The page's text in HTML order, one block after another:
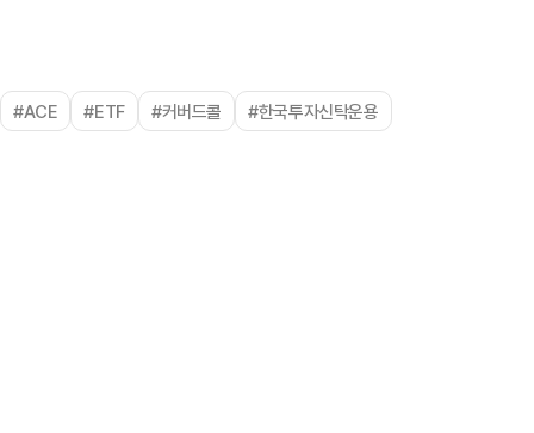
#ACE #ETF #커버드콜 #한국투자신탁운용